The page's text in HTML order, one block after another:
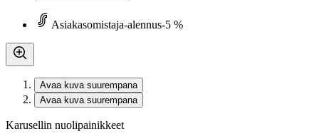
Asiakasomistaja-alennus-5 %
Avaa kuva suurempana
Avaa kuva suurempana
Karusellin nuolipainikkeet